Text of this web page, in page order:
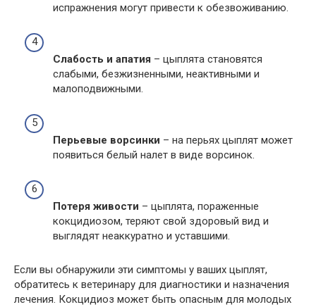
испражнения могут привести к обезвоживанию.
Слабость и апатия – цыплята становятся
слабыми, безжизненными, неактивными и
малоподвижными.
Перьевые ворсинки – на перьях цыплят может
появиться белый налет в виде ворсинок.
Потеря живости – цыплята, пораженные
кокцидиозом, теряют свой здоровый вид и
выглядят неаккуратно и уставшими.
Если вы обнаружили эти симптомы у ваших цыплят,
обратитесь к ветеринару для диагностики и назначения
лечения. Кокцидиоз может быть опасным для молодых